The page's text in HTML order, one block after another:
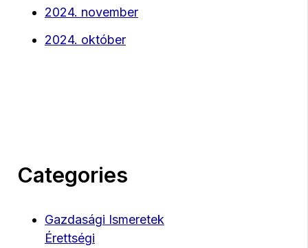
2024. november
2024. október
Categories
Gazdasági Ismeretek
Érettségi